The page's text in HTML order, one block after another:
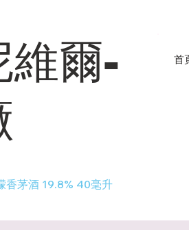
首
維爾-
香茅酒 19.8% 40毫升